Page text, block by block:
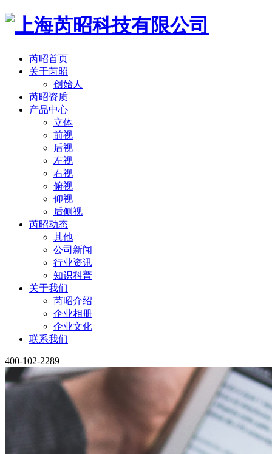
芮昭首页
关于芮昭
创始人
芮昭资质
产品中心
立体
前视
后视
左视
右视
俯视
仰视
后侧视
芮昭动态
其他
公司新闻
行业资讯
知识科普
关于我们
芮昭介绍
企业相册
企业文化
联系我们
400-102-2289